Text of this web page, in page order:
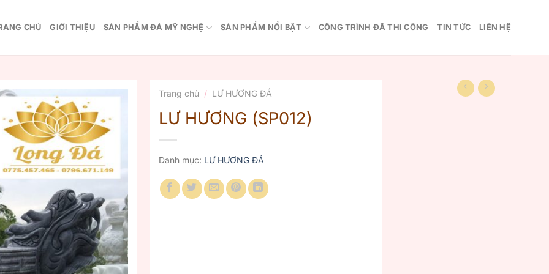
CHỦ GIỚI THIỆU SẢN PHẨM ĐÁ MỸ NGHỆ SẢN PHẨM NỔI BẬT CÔNG TRÌNH ĐÃ THI CÔNG TIN TỨC LIÊN HỆ
Trang chủ / LƯ HƯƠNG ĐÁ
LƯ HƯƠNG (SP012)
Danh mục: LƯ HƯƠNG ĐÁ